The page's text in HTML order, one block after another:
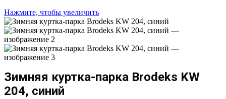
Нажмите, чтобы увеличить
Зимняя куртка-парка Brodeks KW
204, синий